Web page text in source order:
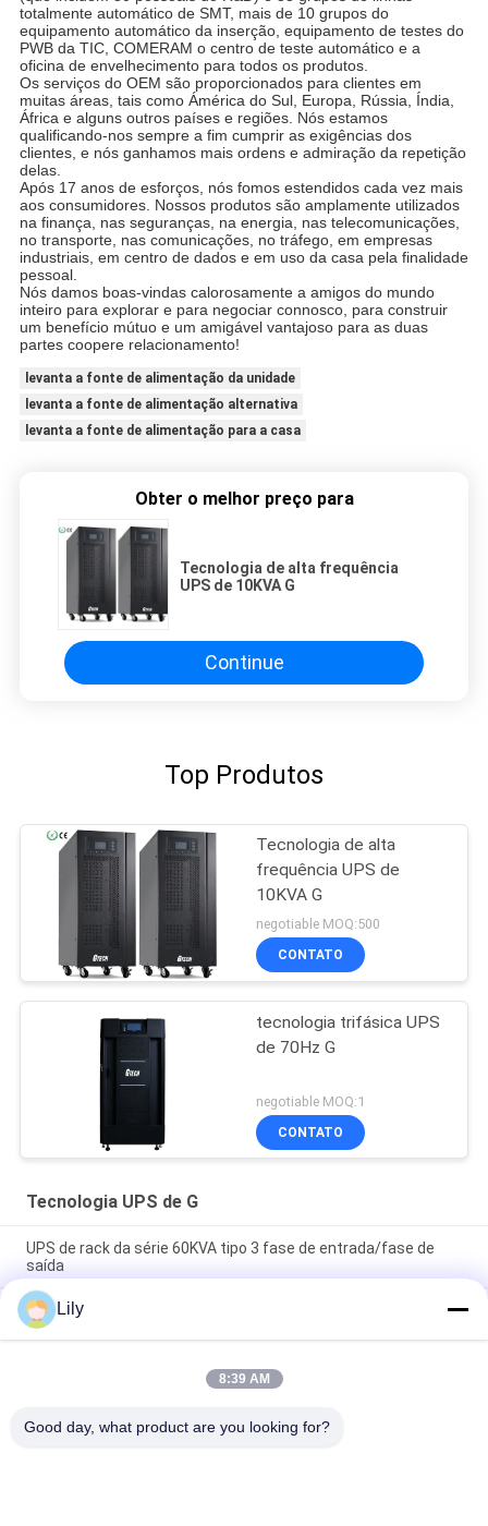
totalmente automático de SMT, mais de 10 grupos do
equipamento automático da inserção, equipamento de testes do
PWB da TIC, COMERAM o centro de teste automático e a
oficina de envelhecimento para todos os produtos.
Os serviços do OEM são proporcionados para clientes em
muitas áreas, tais como Ámérica do Sul, Europa, Rússia, Índia,
África e alguns outros países e regiões. Nós estamos
qualificando-nos sempre a fim cumprir as exigências dos
clientes, e nós ganhamos mais ordens e admiração da repetição
delas.
Após 17 anos de esforços, nós fomos estendidos cada vez mais
aos consumidores. Nossos produtos são amplamente utilizados
na finança, nas seguranças, na energia, nas telecomunicações,
no transporte, nas comunicações, no tráfego, em empresas
industriais, em centro de dados e em uso da casa pela finalidade
pessoal.
Nós damos boas-vindas calorosamente a amigos do mundo
inteiro para explorar e para negociar connosco, para construir
um benefício mútuo e um amigável vantajoso para as duas
partes coopere relacionamento!
levanta a fonte de alimentação da unidade
levanta a fonte de alimentação alternativa
levanta a fonte de alimentação para a casa
Obter o melhor preço para
Tecnologia de alta frequência
UPS de 10KVA G
Continue
Top Produtos
Tecnologia de alta
frequência UPS de
10KVA G
negotiable MOQ:500
CONTATO
tecnologia trifásica UPS
de 70Hz G
negotiable MOQ:1
CONTATO
Tecnologia UPS de G
UPS de rack da série 60KVA tipo 3 fase de entrada/fase de
saída
Fornecedor de energia UPS industrial compacto com design
modular e capacidade escalável adequado para ambientes
industriais adversos
Flexível G Tech UPS Multi Voltage Input Power Supply com
Lily
8:39 AM
Good day, what product are you looking for?